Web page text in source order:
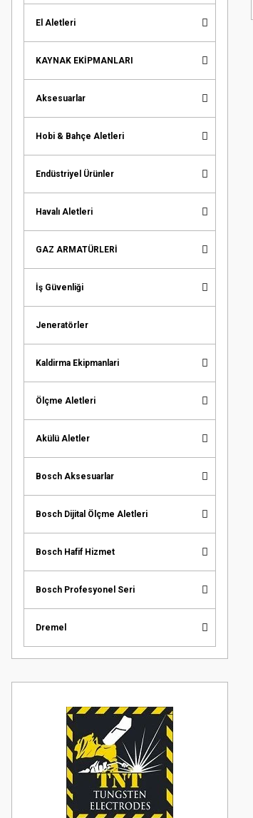
El Aletleri
KAYNAK EKİPMANLARI
Aksesuarlar
Hobi & Bahçe Aletleri
Endüstriyel Ürünler
Havalı Aletleri
GAZ ARMATÜRLERİ
İş Güvenliği
Jeneratörler
Kaldirma Ekipmanlari
Ölçme Aletleri
Akülü Aletler
Bosch Aksesuarlar
Bosch Dijital Ölçme Aletleri
Bosch Hafif Hizmet
Bosch Profesyonel Seri
Dremel